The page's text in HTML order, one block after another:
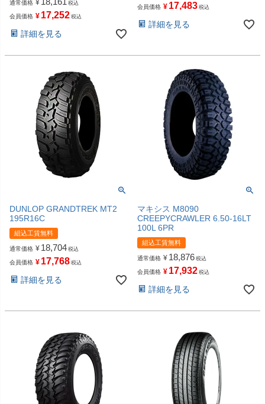
通常価格 ¥ 税込
会員価格 ¥ 17,252 税込
詳細を見る
会員価格 ¥ 17,483 税込
詳細を見る
DUNLOP GRANDTREK MT2
195R16C
組込工賃無料
通常価格 ¥ 18,704 税込
会員価格 ¥ 17,768 税込
詳細を見る
マキシス M8090
CREEPYCRAWLER 6.50-16LT
100L 6PR
組込工賃無料
通常価格 ¥ 18,876 税込
会員価格 ¥ 17,932 税込
詳細を見る